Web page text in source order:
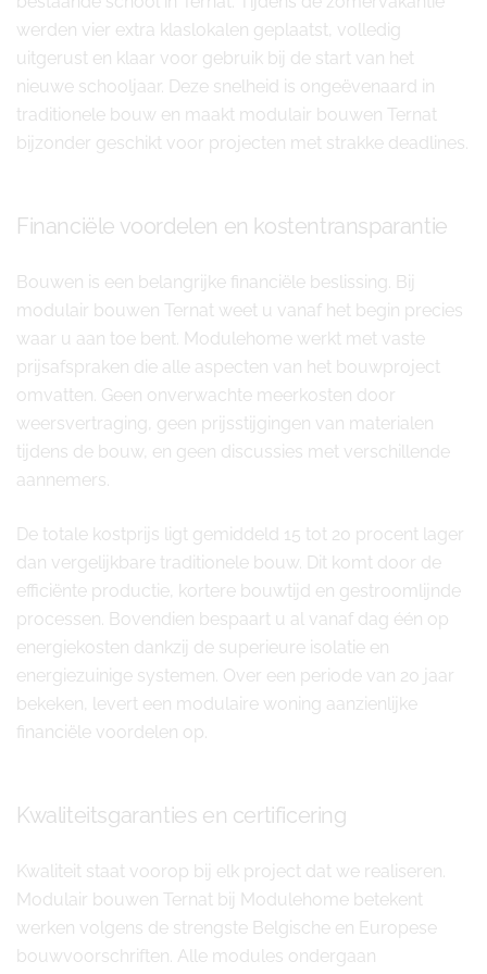
werden vier extra klaslokalen geplaatst, volledig
uitgerust en klaar voor gebruik bij de start van het
nieuwe schooljaar. Deze snelheid is ongeëvenaard in
traditionele bouw en maakt modulair bouwen Ternat
bijzonder geschikt voor projecten met strakke deadlines.
Financiële voordelen en kostentransparantie
Bouwen is een belangrijke financiële beslissing. Bij
modulair bouwen Ternat weet u vanaf het begin precies
waar u aan toe bent. Modulehome werkt met vaste
prijsafspraken die alle aspecten van het bouwproject
omvatten. Geen onverwachte meerkosten door
weersvertraging, geen prijsstijgingen van materialen
tijdens de bouw, en geen discussies met verschillende
aannemers.
De totale kostprijs ligt gemiddeld 15 tot 20 procent lager
dan vergelijkbare traditionele bouw. Dit komt door de
efficiënte productie, kortere bouwtijd en gestroomlijnde
processen. Bovendien bespaart u al vanaf dag één op
energiekosten dankzij de superieure isolatie en
energiezuinige systemen. Over een periode van 20 jaar
bekeken, levert een modulaire woning aanzienlijke
financiële voordelen op.
Kwaliteitsgaranties en certificering
Kwaliteit staat voorop bij elk project dat we realiseren.
Modulair bouwen Ternat bij Modulehome betekent
werken volgens de strengste Belgische en Europese
bouwvoorschriften. Alle modules ondergaan